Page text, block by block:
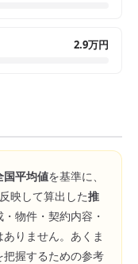
2.9万円
国平均値を基準に、
映して算出した推
物件・契約内容・
りません。あくま
握するための参考